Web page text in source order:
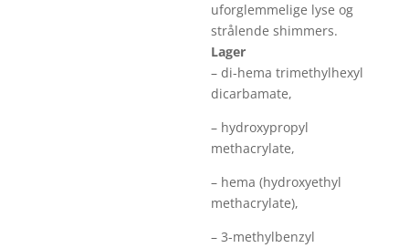
uforglemmelige lyse og
strålende shimmers.
Lager
– di-hema trimethylhexyl
dicarbamate,
– hydroxypropyl
methacrylate,
– hema (hydroxyethyl
methacrylate),
– 3-methylbenzyl